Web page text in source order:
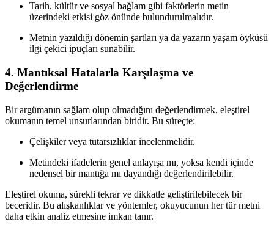
Tarih, kültür ve sosyal bağlam gibi faktörlerin metin
üzerindeki etkisi göz önünde bulundurulmalıdır.
Metnin yazıldığı dönemin şartları ya da yazarın yaşam öyküsü
ilgi çekici ipuçları sunabilir.
4. Mantıksal Hatalarla Karşılaşma ve
Değerlendirme
Bir argümanın sağlam olup olmadığını değerlendirmek, eleştirel
okumanın temel unsurlarından biridir. Bu süreçte:
Çelişkiler veya tutarsızlıklar incelenmelidir.
Metindeki ifadelerin genel anlayışa mı, yoksa kendi içinde
nedensel bir mantığa mı dayandığı değerlendirilebilir.
Eleştirel okuma, sürekli tekrar ve dikkatle geliştirilebilecek bir
beceridir. Bu alışkanlıklar ve yöntemler, okuyucunun her tür metni
daha etkin analiz etmesine imkan tanır.